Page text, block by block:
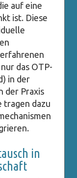
auf eine
ist. Diese
das OTP-
in der
der Praxis
tragen dazu
in